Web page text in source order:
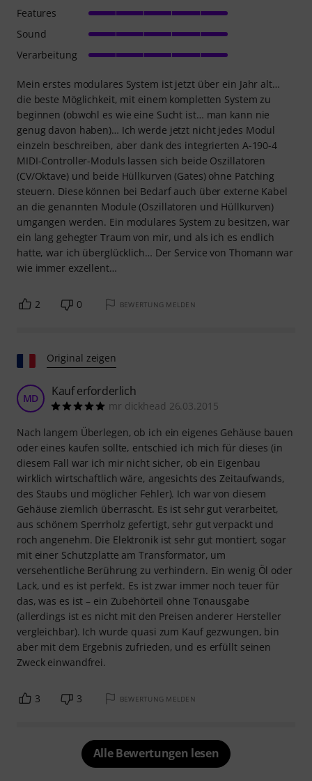
Mein erstes modulares System ist jetzt über ein Jahr alt…
die beste Möglichkeit, mit einem kompletten System zu
beginnen (obwohl es wie eine Sucht ist… man kann nie
genug davon haben)… Ich werde jetzt nicht jedes Modul
einzeln beschreiben, aber dank des integrierten A-190-4
MIDI-Controller-Moduls lassen sich beide Oszillatoren
(CV/Oktave) und beide Hüllkurven (Gates) ohne Patching
steuern. Diese können bei Bedarf auch über externe Kabel
an die genannten Module (Oszillatoren und Hüllkurven)
umgangen werden. Ein modulares System zu besitzen, war
ein lang gehegter Traum von mir, und als ich es endlich
hatte, war ich überglücklich… Der Service von Thomann war
wie immer exzellent…
Features
Sound
Verarbeitung
2 0 BEWERTUNG MELDEN
Original zeigen
MD Kauf erforderlich
mr dickhead 26.03.2015
Nach langem Überlegen, ob ich ein eigenes Gehäuse bauen
oder eines kaufen sollte, entschied ich mich für dieses (in
diesem Fall war ich mir nicht sicher, ob ein Eigenbau
wirklich wirtschaftlich wäre, angesichts des Zeitaufwands,
des Staubs und möglicher Fehler). Ich war von diesem
Gehäuse ziemlich überrascht. Es ist sehr gut verarbeitet,
aus schönem Sperrholz gefertigt, sehr gut verpackt und
roch angenehm. Die Elektronik ist sehr gut montiert, sogar
mit einer Schutzplatte am Transformator, um
versehentliche Berührung zu verhindern. Ein wenig Öl oder
Lack, und es ist perfekt. Es ist zwar immer noch teuer für
das, was es ist – ein Zubehörteil ohne Tonausgabe
(allerdings ist es nicht mit den Preisen anderer Hersteller
vergleichbar). Ich wurde quasi zum Kauf gezwungen, bin
aber mit dem Ergebnis zufrieden, und es erfüllt seinen
Zweck einwandfrei.
3 3 BEWERTUNG MELDEN
Alle Bewertungen lesen